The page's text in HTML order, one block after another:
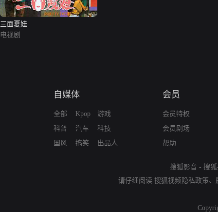
三面夏娃
电视剧
自媒体
全部
科普
国风
Kpop
汽车
搞笑
游戏
科技
出品人
会员
会员特权
会员剧场
帮助
搜狐影音 - 搜
请仔细阅读 搜狐视频隐私政策、